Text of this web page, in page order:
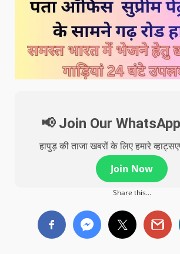
📢 Join Our
हापुड़ की ताजा खबरों के लिए हमारे
Join Now
Share this...